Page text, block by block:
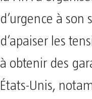
d’urgence à son
d’apaiser les
à obtenir des
États-Unis,